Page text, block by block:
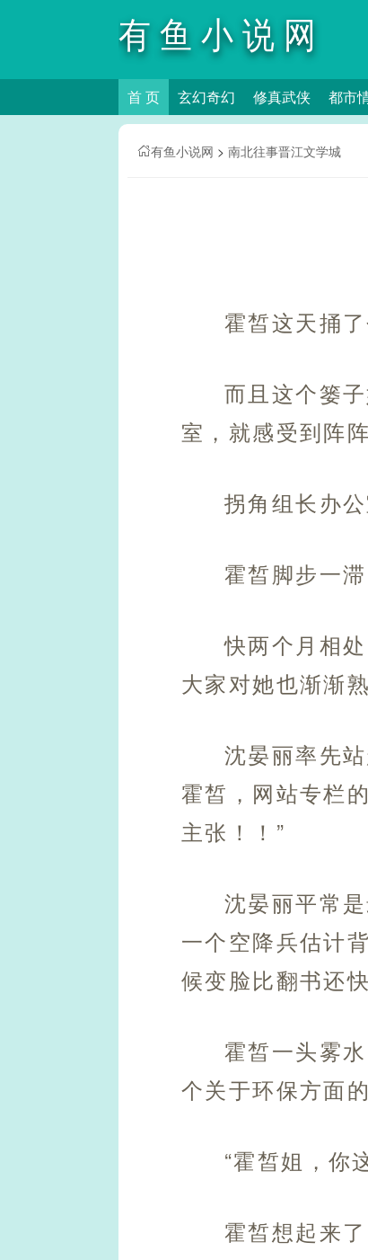
有鱼小说网
首 页 玄幻奇幻 修真武侠 都市
有鱼小说网 > 南北往事晋江文学城
霍皙这天捅了
而且这个篓
室，就感受到阵
拐角组长办
霍皙脚步一
快两个月相
大家对她也渐渐
沈晏丽率先
霍皙，网站专栏
主张！！”
沈晏丽平常
一个空降兵估计
候变脸比翻书还快
霍皙一头雾
个关于环保方面
“霍皙姐，
霍皙想起来